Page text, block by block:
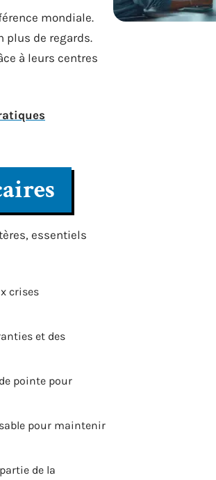
mondiale.
plus de regards.
à leurs centres
essentiels
crises
et des
pointe pour
pour maintenir
de la